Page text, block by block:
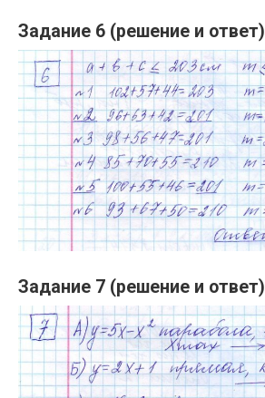
Задание 6 (решение и ответ)
Задание 7 (решение и ответ)